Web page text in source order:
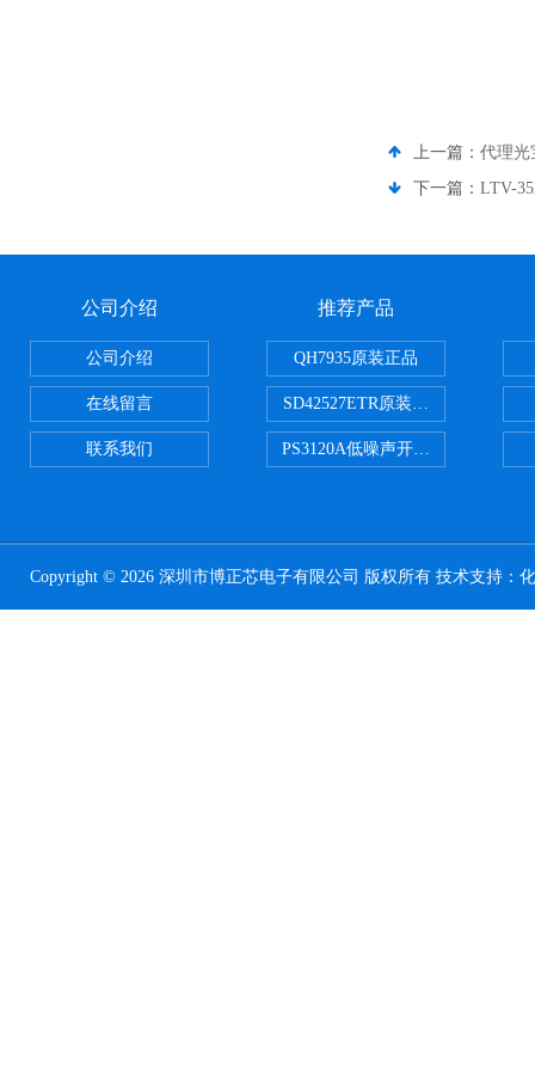
上一篇： 代理光
下一篇： LTV-
公司介绍
公司介绍
在线留言
联系我们
推荐产品
QH7935原装正品
SD42527ETR原装正品
PS3120A低噪声开关电容器原装正
Copyright © 2026 深圳市博正芯电子有限公司 版权所有 技术支持：